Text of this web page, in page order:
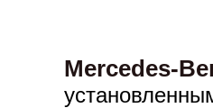
Mercedes-